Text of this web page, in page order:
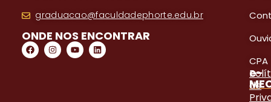
graduacao@faculdadephorte.edu.br
ONDE NOS ENCONTRAR
CPA
e-
de